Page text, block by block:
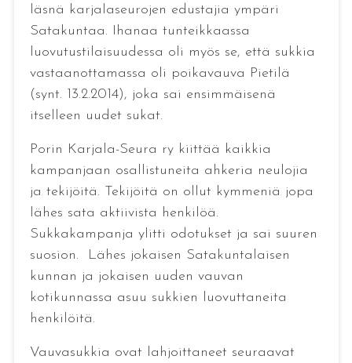
läsnä karjalaseurojen edustajia ympäri
Satakuntaa. Ihanaa tunteikkaassa
luovutustilaisuudessa oli myös se, että sukkia
vastaanottamassa oli poikavauva Pietilä
(synt. 13.2.2014), joka sai ensimmäisenä
itselleen uudet sukat.
Porin Karjala-Seura ry kiittää kaikkia
kampanjaan osallistuneita ahkeria neulojia
ja tekijöitä. Tekijöitä on ollut kymmeniä jopa
lähes sata aktiivista henkilöä.
Sukkakampanja ylitti odotukset ja sai suuren
suosion. Lähes jokaisen Satakuntalaisen
kunnan ja jokaisen uuden vauvan
kotikunnassa asuu sukkien luovuttaneita
henkilöitä.
Vauvasukkia ovat lahjoittaneet seuraavat